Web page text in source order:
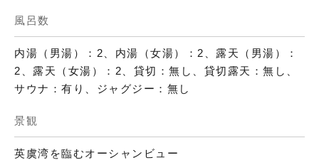
風呂数
内湯（男湯）：2、内湯（女湯）：2、露天（男湯）：
2、露天（女湯）：2、貸切：無し、貸切露天：無し、
サウナ：有り、ジャグジー：無し
景観
英虞湾を臨むオーシャンビュー